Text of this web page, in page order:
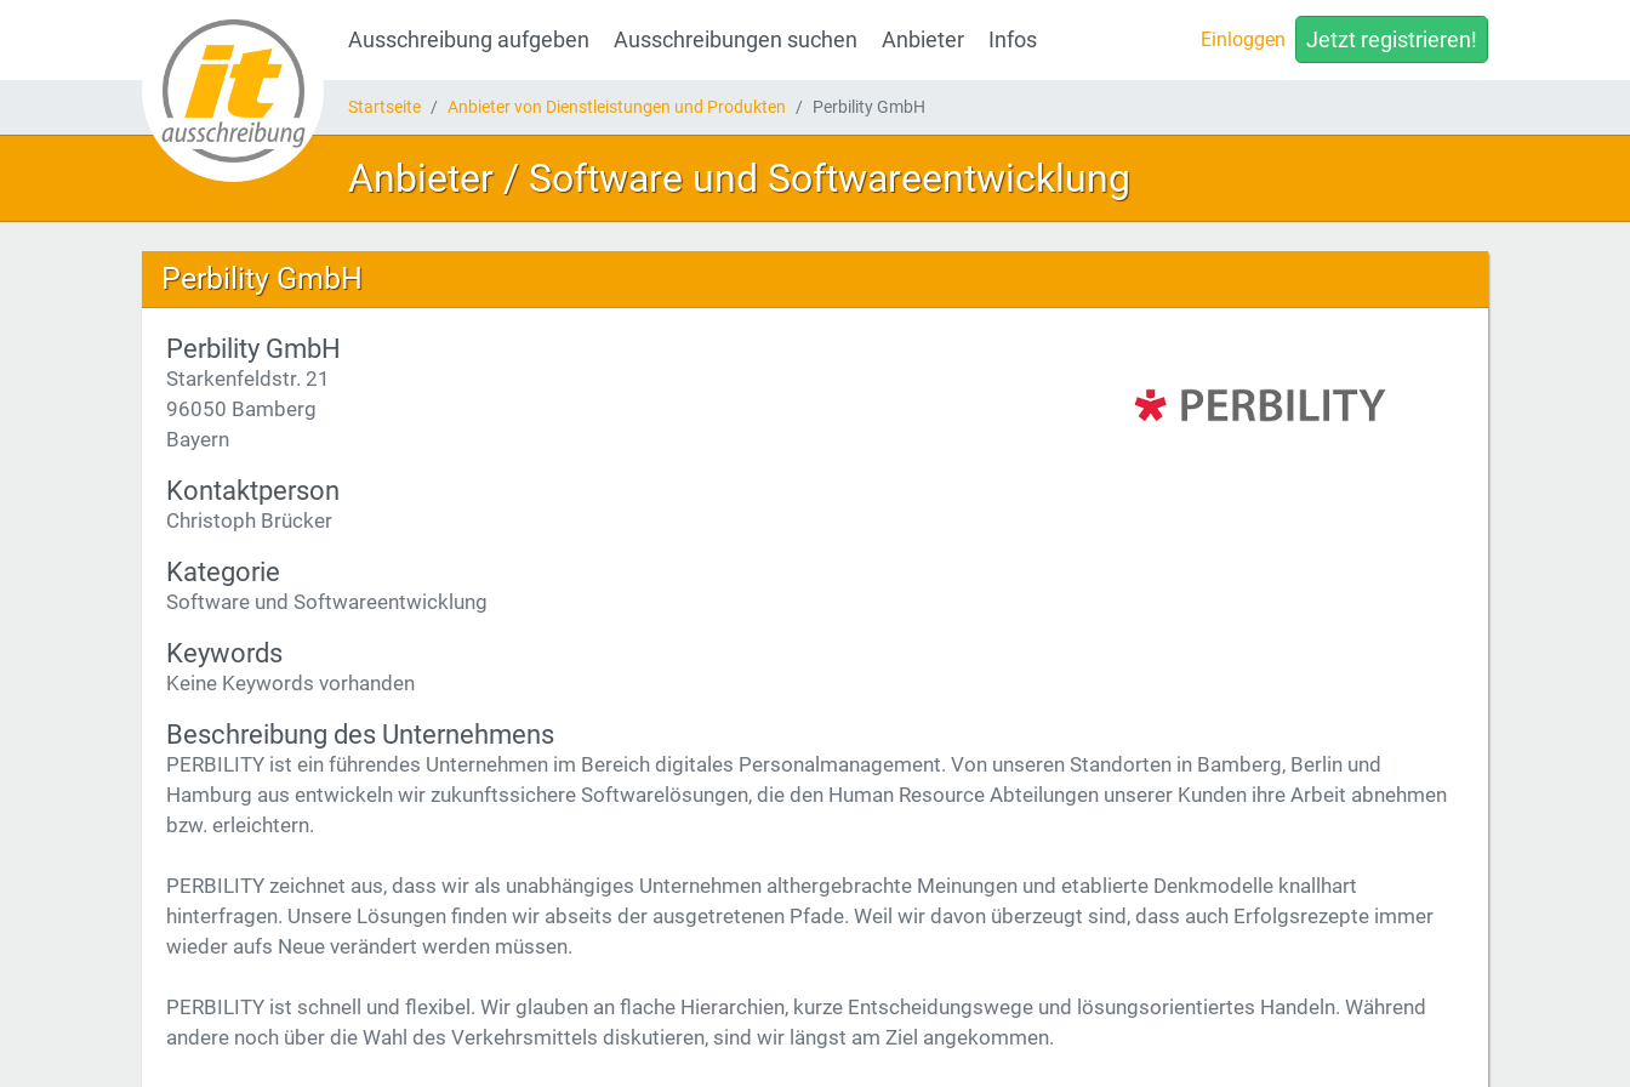
Ausschreibung aufgeben Ausschreibungen suchen Anbieter Infos Einloggen Jetzt registrieren!
Startseite Anbieter von Dienstleistungen und Produkten Perbility GmbH
Anbieter / Software und Softwareentwicklung
Perbility GmbH
Perbility GmbH
Starkenfeldstr. 21
96050 Bamberg
Bayern
Kontaktperson
Christoph Brücker
Kategorie
Software und Softwareentwicklung
Keywords
Keine Keywords vorhanden
Beschreibung des Unternehmens
PERBILITY ist ein führendes Unternehmen im Bereich digitales Personalmanagement. Von unseren Standorten in Bamberg, Berlin und
Hamburg aus entwickeln wir zukunftssichere Softwarelösungen, die den Human Resource Abteilungen unserer Kunden ihre Arbeit abnehmen
bzw. erleichtern.
PERBILITY zeichnet aus, dass wir als unabhängiges Unternehmen althergebrachte Meinungen und etablierte Denkmodelle knallhart
hinterfragen. Unsere Lösungen finden wir abseits der ausgetretenen Pfade. Weil wir davon überzeugt sind, dass auch Erfolgsrezepte immer
wieder aufs Neue verändert werden müssen.
PERBILITY ist schnell und flexibel. Wir glauben an flache Hierarchien, kurze Entscheidungswege und lösungsorientiertes Handeln. Während
andere noch über die Wahl des Verkehrsmittels diskutieren, sind wir längst am Ziel angekommen.